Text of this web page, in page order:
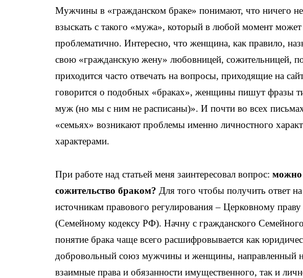
Мужчины в «гражданском браке» понимают, что ничего не
взыскать с такого «мужа», который в любой момент может
проблематично. Интересно, что женщина, как правило,
свою «гражданскую жену» любовницей,
приходится часто отвечать на вопросы, приходящие на
говорится о подобных «браках», женщины пишут фразы
муж (но мы с ним не расписаны)». И почти во всех письмах
«семьях» возникают проблемы именно личностного
характерами.
При работе над статьей меня заинтересовал вопрос: можно
сожительство браком? Для того чтобы получить ответ
источникам правового регулирования – Церковному
(Семейному кодексу РФ). Начну с гражданского
понятие брака чаще всего расшифровывается как
добровольный союз мужчины и женщины, направленный
взаимные права и обязанности имущественного, так и